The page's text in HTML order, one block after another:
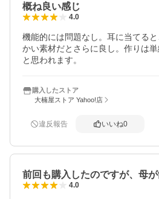
概ね良い感じ
4.0
機能的には問題なし。耳に当てる
かい素材だとさらに良し。作りは
と思われます。
購入したストア
大楠屋ストア Yahoo!店
違反報告 いいね0
前回も購入したのですが、母
4.0